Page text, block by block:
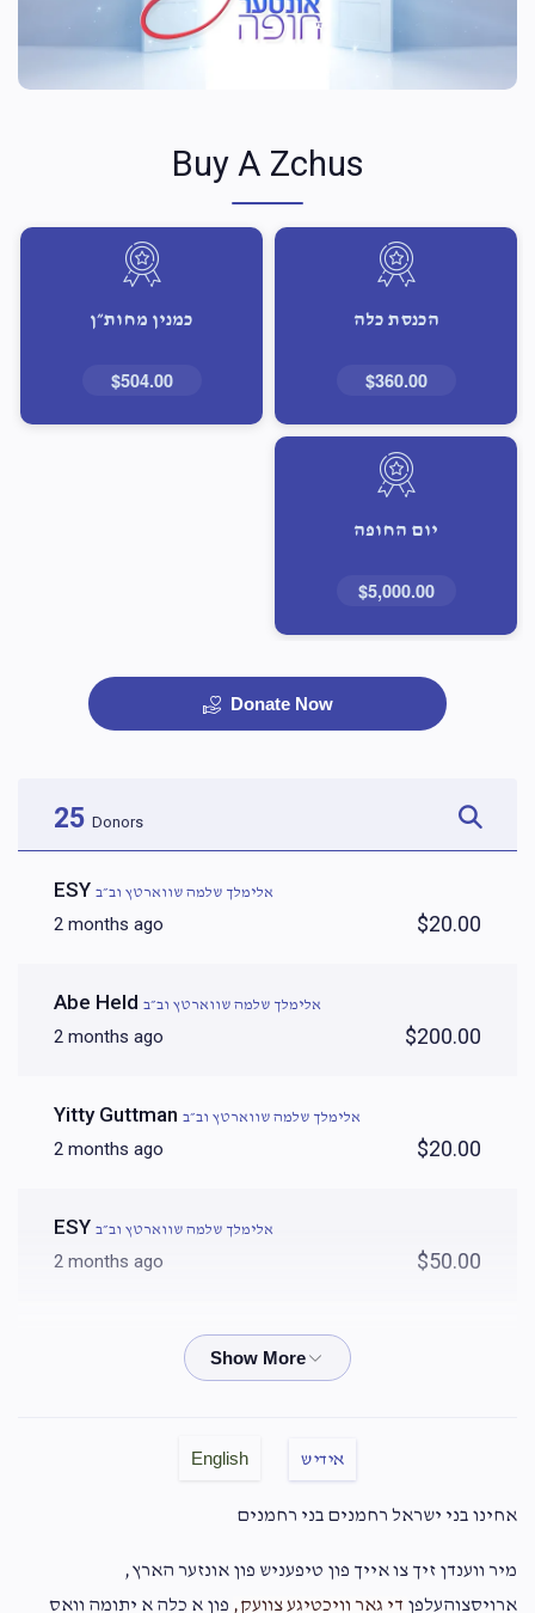
Buy A Zchus
הכנסת כלה
$360.00
כמנין מחות״ן
$504.00
יום החופה
$5,000.00
Donate Now
25 Donors
ESY אלימלך שלמה שווארטץ וב״ב
2 months ago $20.00
Abe Held אלימלך שלמה שווארטץ וב״ב
2 months ago $200.00
Yitty Guttman אלימלך שלמה שווארטץ וב״ב
2 months ago $20.00
ESY אלימלך שלמה שווארטץ וב״ב
2 months ago $50.00
אלימלך שלמה שווארטץ וב״ב
$36.00
English אידיש
אחינו בני ישראל רחמנים בני רחמנים
מיר ווענדן זיך צו אייך פון טיפעניש פון אונזער הארץ,
ארויסצוהעלפן די גאר וויכטיגע צוועק, פון א כלה א יתומה וואס